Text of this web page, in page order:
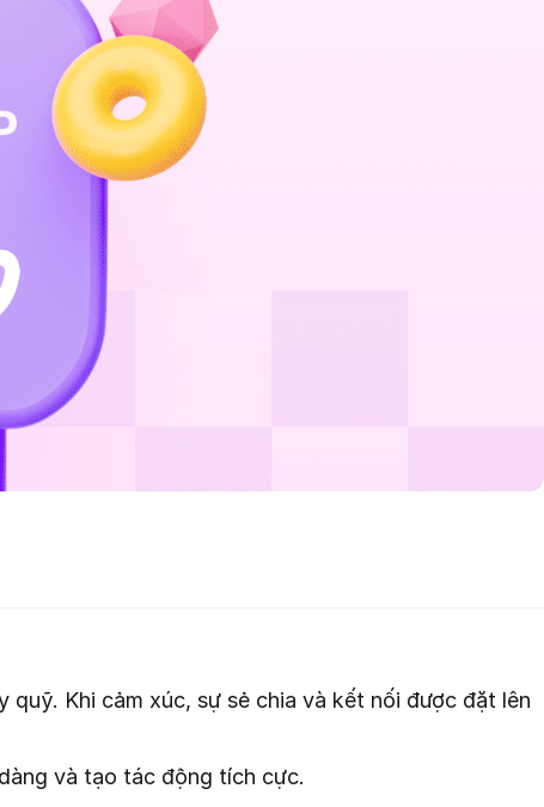
Khi cảm xúc, sự sẻ chia và kết nối được đặt lên
và tạo tác động tích cực.